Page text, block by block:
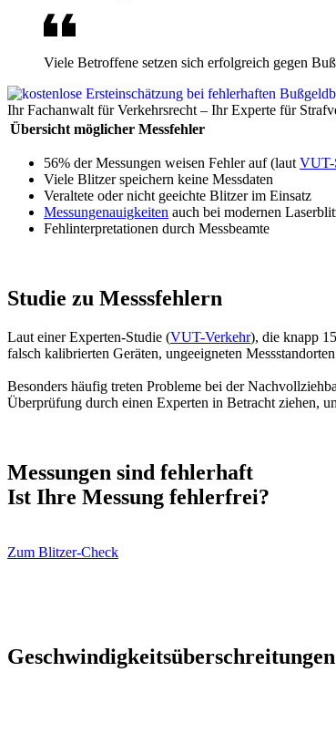
Viele Betroffene setzen sich erfolgreich gegen
Ihr Fachanwalt für Verkehrsrecht – Ihr Experte für
Übersicht möglicher Messfehler
56% der Messungen weisen Fehler auf (laut VUT-
Viele Blitzer speichern keine Messdaten
Veraltete oder nicht geeichte Blitzer im Einsatz
Messungenauigkeiten auch bei modernen
Fehlinterpretationen durch Messbeamte
Studie zu Messsfehlern
Laut einer Experten-Studie (VUT-Verkehr), die knapp
falsch kalibrierten Geräten, ungeeigneten
Besonders häufig treten Probleme bei der
Überprüfung durch einen Experten in Betracht ziehen,
Messungen sind fehlerhaft
Ist Ihre Messung fehlerfrei?
Zum Blitzer-Check